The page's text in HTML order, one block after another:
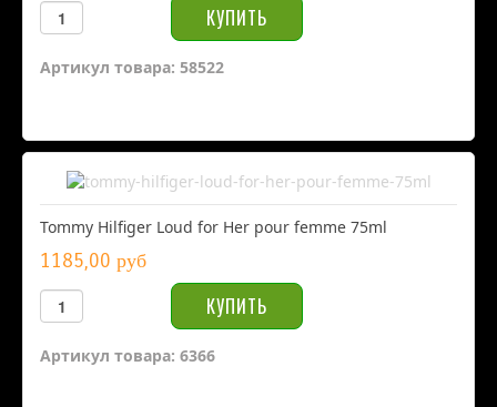
Артикул товара: 58522
Tommy Hilfiger Loud for Her pour femme 75ml
1185,00 руб
Артикул товара: 6366